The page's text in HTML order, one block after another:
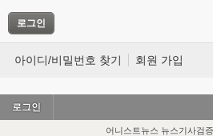
아이디/비밀번호 찾기 회원 가입
로그인
어니스트뉴스 뉴스기사검